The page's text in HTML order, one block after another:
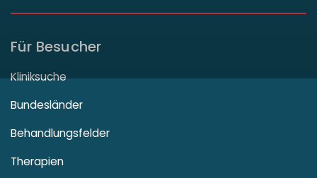
Für Besucher
Kliniksuche
Bundesländer
Behandlungsfelder
Therapien